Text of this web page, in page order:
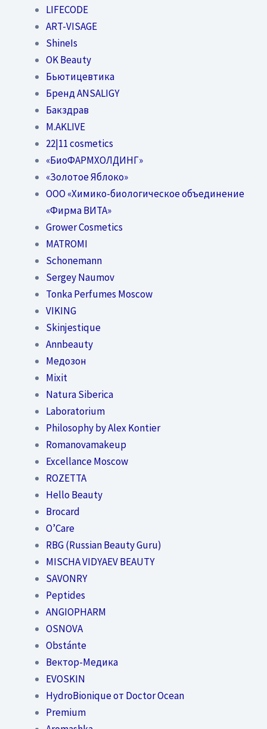
LIFECODE
ART-VISAGE
ShineIs
OK Beauty
Бьютицевтика
Бренд ANSALIGY
Бакздрав
M.AKLIVE
22|11 cosmetics
«БиоФАРМХОЛДИНГ»
«Золотое Яблоко»
OOO «Химико-биологическое объединение
«Фирма ВИТА»
Grower Cosmetics
MATROMI
Schonemann
Sergey Naumov
Tonka Perfumes Moscow
VIKING
Skinjestique
Annbeauty
Медозон
Mixit
Natura Siberica
Laboratorium
Philosophy by Alex Kontier
Romanovamakeup
Excellance Moscow
ROZETTA
Hello Beauty
Brocard
O’Care
RBG (Russian Beauty Guru)
MISCHA VIDYAEV BEAUTY
SAVONRY
Peptides
ANGIOPHARM
OSNOVA
Obstánte
Вектор-Медика
EVOSKIN
HydroBionique от Doctor Ocean
Premium